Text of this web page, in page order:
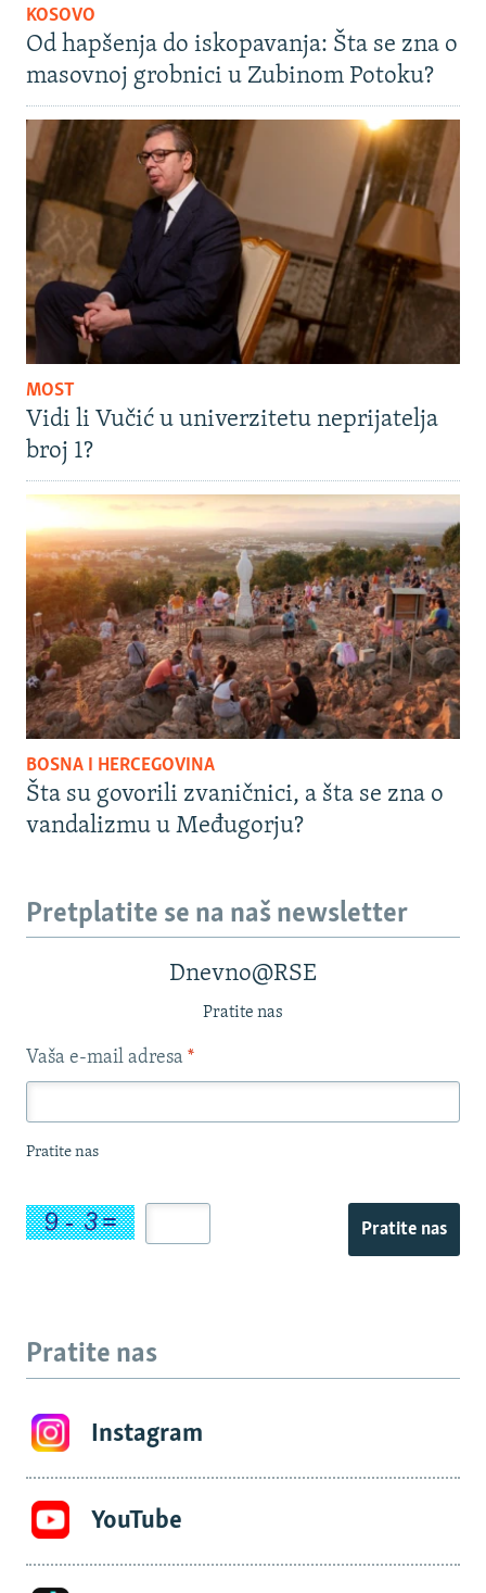
KOSOVO
Od hapšenja do iskopavanja: Šta se zna o
masovnoj grobnici u Zubinom Potoku?
MOST
Vidi li Vučić u univerzitetu neprijatelja
broj 1?
BOSNA I HERCEGOVINA
Šta su govorili zvaničnici, a šta se zna o
vandalizmu u Međugorju?
Pretplatite se na naš newsletter
Dnevno@RSE
Pratite nas
Vaša e-mail adresa *
Pratite nas
Pratite nas
Pratite nas
Instagram
YouTube